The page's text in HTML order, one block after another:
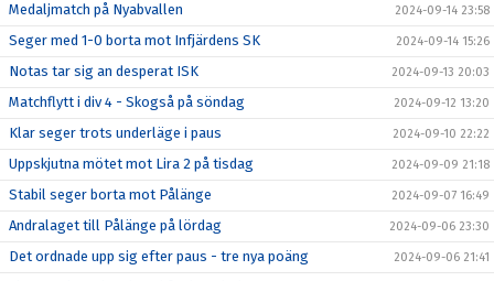
Medaljmatch på Nyabvallen 2024-09-14 23:58
Seger med 1-0 borta mot Infjärdens SK 2024-09-14 15:26
Notas tar sig an desperat ISK 2024-09-13 20:03
Matchflytt i div 4 - Skogså på söndag 2024-09-12 13:20
Klar seger trots underläge i paus 2024-09-10 22:22
Uppskjutna mötet mot Lira 2 på tisdag 2024-09-09 21:18
Stabil seger borta mot Pålänge 2024-09-07 16:49
Andralaget till Pålänge på lördag 2024-09-06 23:30
Det ordnade upp sig efter paus - tre nya poäng 2024-09-06 21:41